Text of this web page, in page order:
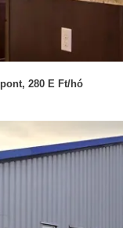
280 E Ft/hó